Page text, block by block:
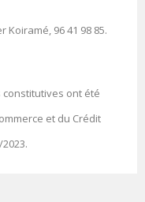
Koiramé, 96 41 98 85.
constitutives ont été
et du Crédit